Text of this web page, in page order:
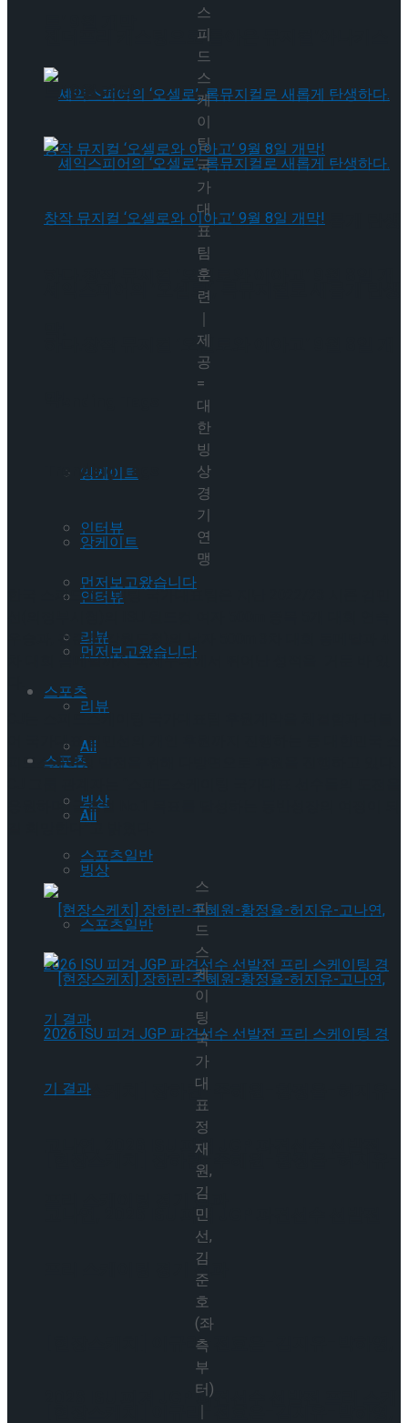
셰익스피어의 ‘오셀로’, 록뮤지컬로 새롭게 탄생
하다.창작 뮤지컬 ‘오셀로와 이아고’ 9월 8일 개
앙케이트
인터뷰
먼저보고왔습니다
리뷰
스포츠
All
빙상
스포츠일반
[현장스케치] 장하린-주혜원-황정율-허지유-
고나연, 2026 ISU 피겨 JGP 파견선수 선발전
프리 스케이팅 경기 결과
[현장스케치] 이규리-전효은-김지유-박하영,
2026 ISU 피겨 JGP 파견선수 선발전 프리 스케
젠더프리 캐스팅으로 돌아온 뮤지컬’아나키스
트’ 9월 개막
셰익스피어의 ‘오셀로’, 록뮤지컬로 새롭게 탄생
하다.창작 뮤지컬 ‘오셀로와 이아고’ 9월 8일 개
Trending Tags
앙케이트
인터뷰
먼저보고왔습니다
리뷰
스포츠
All
빙상
스포츠일반
[현장스케치] 장하린-주혜원-황정율-허지유-
고나연, 2026 ISU 피겨 JGP 파견선수 선발전
프리 스케이팅 경기 결과
[현장스케치] 이규리-전효은-김지유-박하영,
스
피
드
스
케
이
팅
국
가
대
표
팀
훈
련
｜
제
공
=
대
한
빙
상
경
기
연
맹
한국 스피드스케이팅 국가대표팀은 지난 2022/23 시즌 김민
우승과, 김준호(강원도청)의 남자 500m 3차 대회 동메달과 4
차 대회 금메달까지 국제무대에서 뛰어난 성적을 거둔 바 있
CJ는 스피드스케이팅 국가대표팀 후원계약을 체결함과 더불
어 국가대표 김민선의 개인 후원까지 진행하는 등 대한민국 스
피드스케이팅 발전을 위해 다방면으로 후원을 진행하고 있다.
응원하며, 글로벌 No.1 목표를 달성하는 동반성장의 여정이 되
길 희망한다”고 밝혔다.
스
피
드
스
케
이
팅
국
가
대
표
정
재
원,
김
민
선,
김
준
호
(좌
측
부
터)
｜